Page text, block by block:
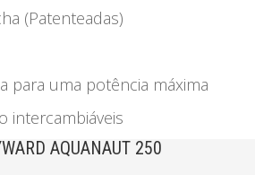
(Patenteadas)
para uma potência máxima
intercambiáveis
AQUANAUT 250